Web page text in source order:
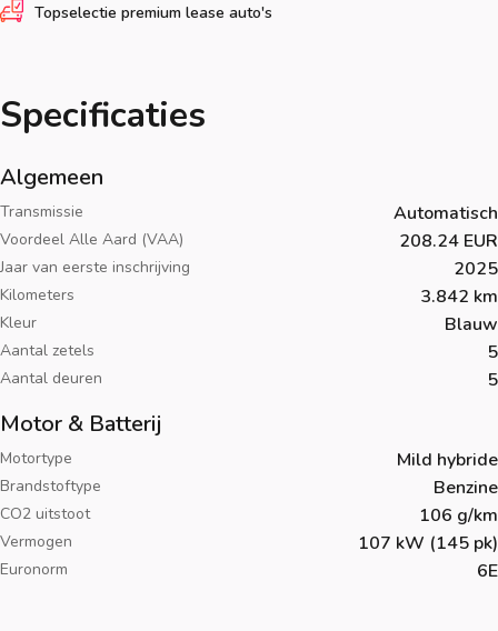
Topselectie premium lease auto's
Specificaties
Algemeen
Transmissie Automatisch
Voordeel Alle Aard (VAA) 208.24 EUR
Jaar van eerste inschrijving 2025
Kilometers 3.842 km
Kleur Blauw
Aantal zetels 5
Aantal deuren 5
Motor & Batterij
Motortype Mild hybride
Brandstoftype Benzine
CO2 uitstoot 106 g/km
Vermogen 107 kW (145 pk)
Euronorm 6E